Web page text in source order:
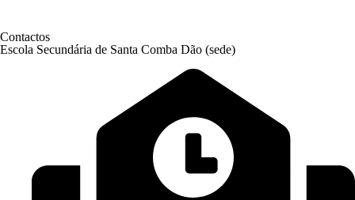
Contactos
Escola Secundária de Santa Comba Dão (sede)